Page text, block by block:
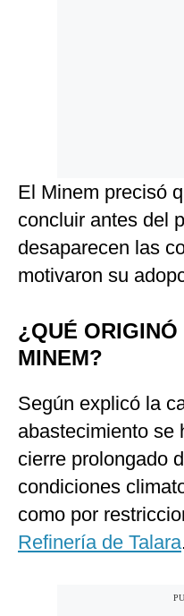
El Minem precisó
concluir antes del
desaparecen las
motivaron su
¿QUÉ
MINEM?
Según explicó la
abastecimiento se
cierre prolongado
condiciones
como por
Refinería de Talara